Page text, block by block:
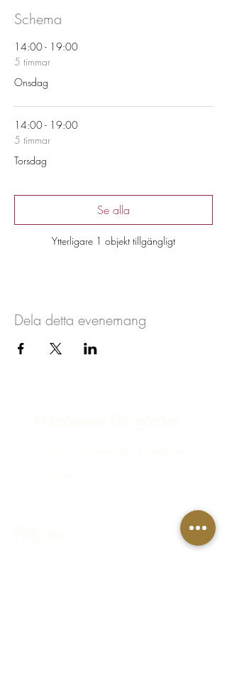
Schema
14:00 - 19:00
5 timmar
Onsdag
14:00 - 19:00
5 timmar
Torsdag
Ytterligare 1 objekt tillgängligt
Se alla
Dela detta evenemang